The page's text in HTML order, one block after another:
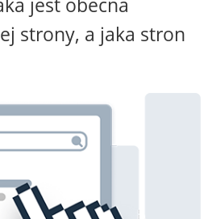
jest obecna
strony, a jaka stron